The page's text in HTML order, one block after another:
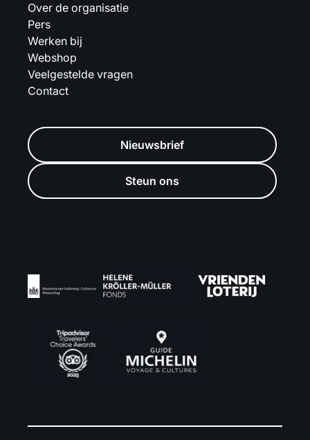
Over de organisatie
Pers
Werken bij
Webshop
Veelgestelde vragen
Contact
Nieuwsbrief
Steun ons